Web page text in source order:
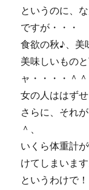
というのに、
ですが・・・
食欲の秋♪、美
美味しいもの
ャ・・・・＾＾
女の人ははず
さらに、それ
＾、
いくら体重計
けてしまいます
というわけで